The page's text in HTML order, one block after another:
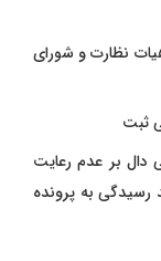
نظارت و شورای
ثبت
دال بر عدم رعایت
رسیدگی به پرونده